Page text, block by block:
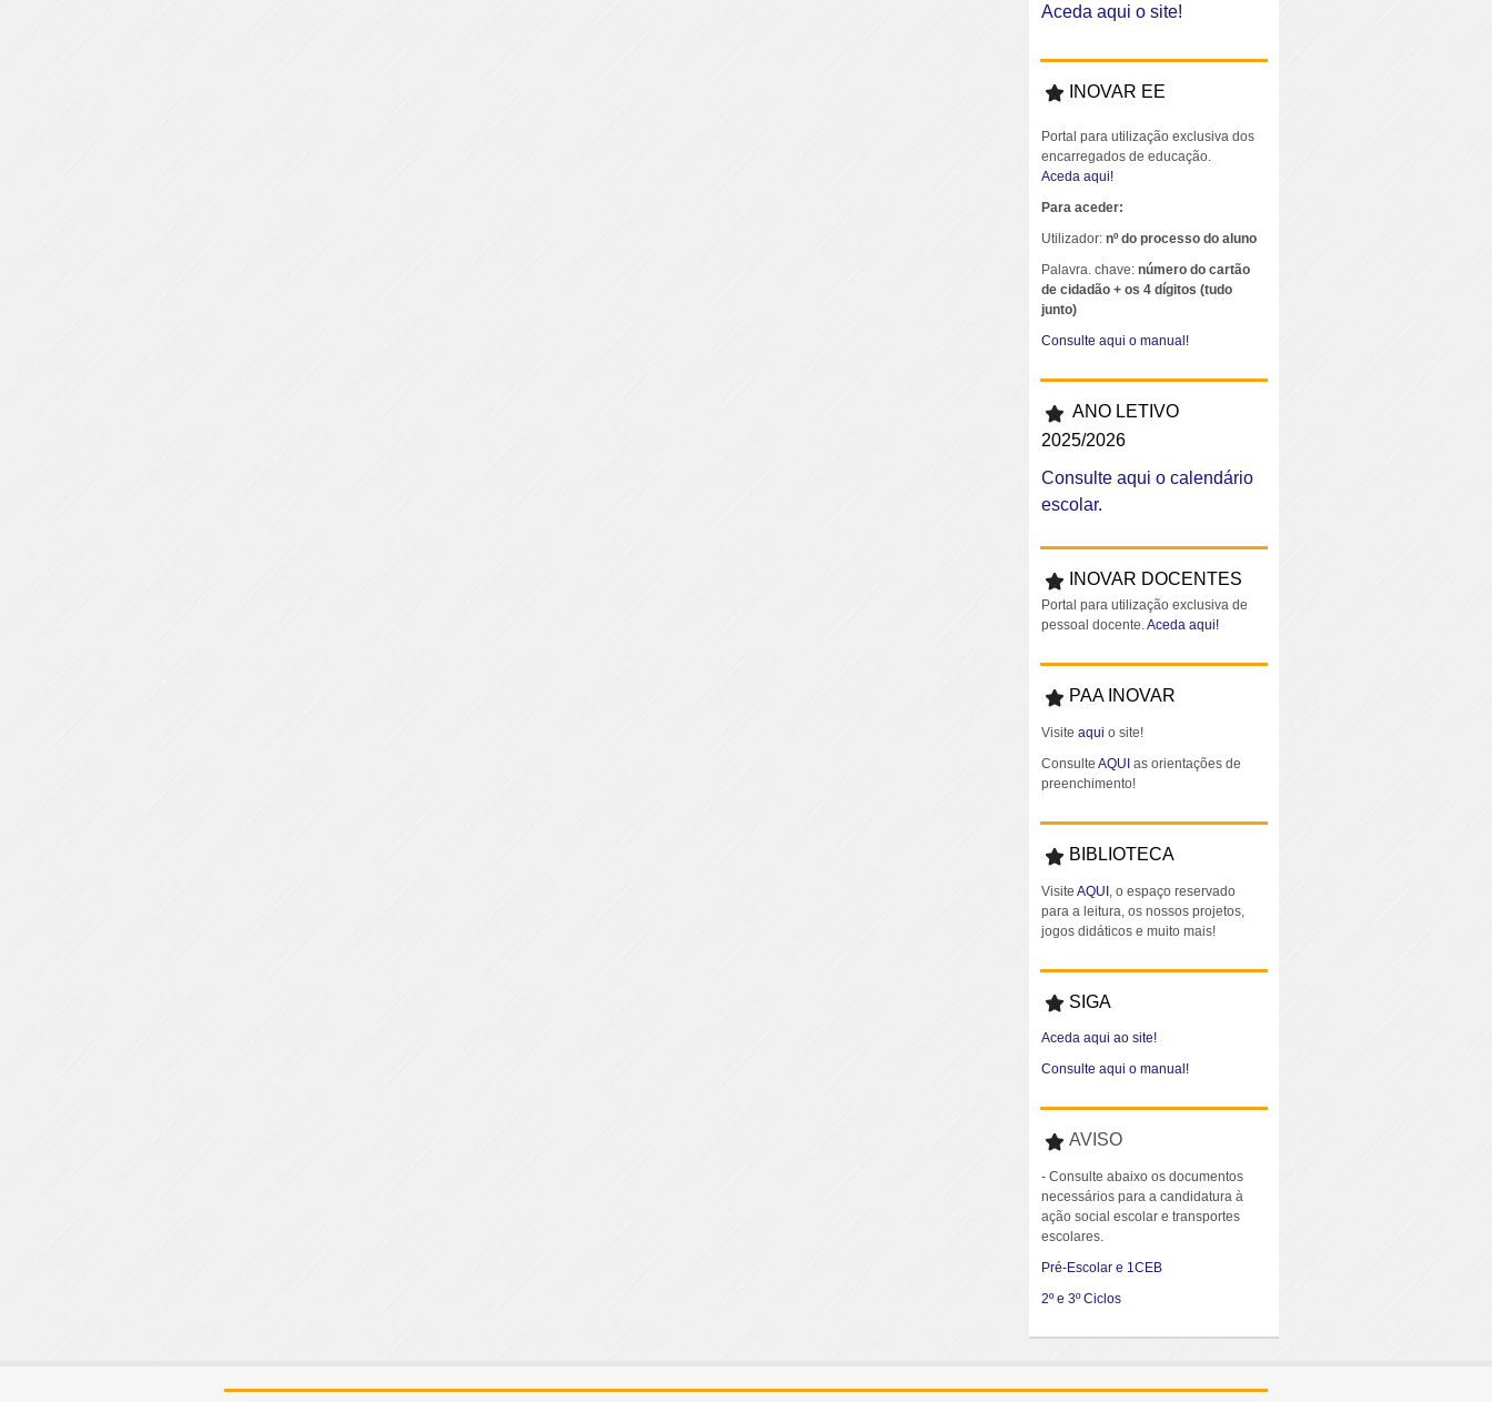
Aceda aqui o site!
INOVAR EE
Portal para utilização exclusiva dos
encarregados de educação.
Aceda aqui!
Para aceder:
Utilizador: nº do processo do aluno
Palavra. chave:número do cartão
de cidadão + os 4 dígitos (tudo
junto)
Consulte aqui o manual!
ANO LETIVO
2025/2026
Consulte aqui o calendário
escolar.
INOVAR DOCENTES
Portal para utilização exclusiva de
pessoal docente.Aceda aqui!
PAA INOVAR
Visite aqui o site!
ConsulteAQUI as orientações de
preenchimento!
BIBLIOTECA
VisiteAQUI , o espaço reservado
para a leitura, os nossos projetos,
jogos didáticos e muito mais!
SIGA
Aceda aqui ao site!
Consulte aqui o manual!
AVISO
- Consulte abaixo os documentos
necessários para a candidatura à
ação social escolar e transportes
escolares.
Pré-Escolar e 1CEB
2º e 3º Ciclos